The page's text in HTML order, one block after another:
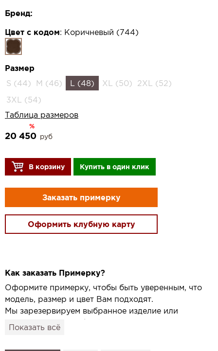
Бренд:
Цвет с кодом: Коричневый (744)
Размер
S (44)
M (46) L (48) XL (50)
2XL (52)
3XL (54)
Таблица размеров
%
20 450 руб
В корзину Купить в один клик
Заказать примерку
Оформить клубную карту
Как заказать Примерку?
Оформите примерку, чтобы быть уверенным, что
модель, размер и цвет Вам подходят.
Мы зарезервируем выбранное изделие или
привезём его в удобный для вас салон и
Показать всё